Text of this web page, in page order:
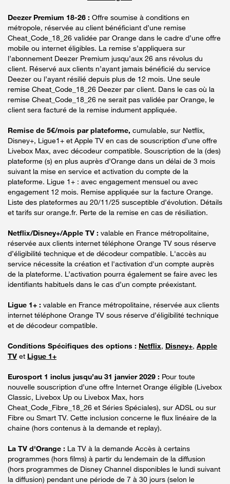
Deezer Premium 18-26 : Offre soumise à conditions en
métropole, réservée au client bénéficiant d’une remise
Cheat_Code_18_26 validée par Orange dans le cadre d’une offre
mobile ou internet éligibles. La remise s’appliquera sur
l’abonnement Deezer Premium jusqu’aux 26 ans révolus du
client. Réservé aux clients n’ayant jamais bénéficié du service
Deezer ou l’ayant résilié depuis plus de 12 mois. Une seule
remise Cheat_Code_18_26 Deezer par client. Dans le cas où la
remise Cheat_Code_18_26 ne serait pas validée par Orange, le
client sera facturé de la remise indument appliquée.
Remise de 5€/mois par plateforme, cumulable, sur Netflix,
Disney+, Ligue1+ et Apple TV en cas de souscription d’une offre
Livebox Max, avec décodeur compatible. Souscription de la (des)
plateforme (s) en plus auprès d’Orange dans un délai de 3 mois
suivant la mise en service et activation du compte de la
plateforme. Ligue 1+ : avec engagement mensuel ou avec
engagement 12 mois. Remise appliquée sur la facture Orange.
Liste des plateformes au 20/11/25 susceptible d’évolution. Détails
et tarifs sur orange.fr. Perte de la remise en cas de résiliation.
Netflix/Disney+/Apple TV : valable en France métropolitaine,
réservée aux clients internet téléphone Orange TV sous réserve
d’éligibilité technique et de décodeur compatible. L'accès au
service nécessite la création et l'activation d'un compte auprès
de la plateforme. L’activation pourra également se faire avec les
identifiants habituels dans le cas d’un compte préexistant.
Ligue 1+ : valable en France métropolitaine, réservée aux clients
internet téléphone Orange TV sous réserve d’éligibilité technique
et de décodeur compatible.
Conditions Spécifiques des options : Netflix, Disney+, Apple
TV et Ligue 1+
Eurosport 1 inclus jusqu’au 31 janvier 2029 : Pour toute
nouvelle souscription d’une offre Internet Orange éligible (Livebox
Classic, Livebox Up ou Livebox Max, hors
Cheat_Code_Fibre_18_26 et Séries Spéciales), sur ADSL ou sur
Fibre ou Smart TV. Cette inclusion concerne le flux linéaire de la
chaine (hors contenus à la demande et replay).
La TV d'Orange : La TV à la demande Accès à certains
programmes (hors films) à partir du lendemain de la diffusion
(hors programmes de Disney Channel disponibles le lundi suivant
la diffusion) pendant une période de 7 à 30 jours (selon le